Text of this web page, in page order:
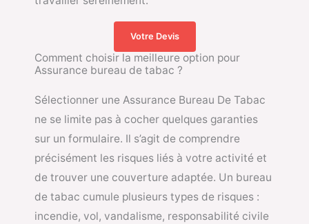
Votre Devis
Comment choisir la meilleure option pour
Assurance bureau de tabac ?
Sélectionner une Assurance Bureau De Tabac
ne se limite pas à cocher quelques garanties
sur un formulaire. Il s’agit de comprendre
précisément les risques liés à votre activité et
de trouver une couverture adaptée. Un bureau
de tabac cumule plusieurs types de risques :
incendie, vol, vandalisme, responsabilité civile